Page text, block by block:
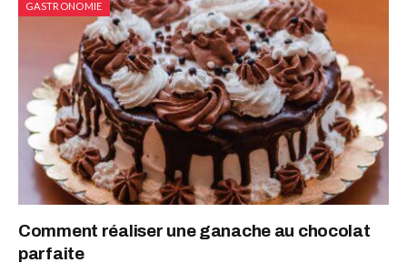
GASTRONOMIE
Comment réaliser une ganache au chocolat
parfaite